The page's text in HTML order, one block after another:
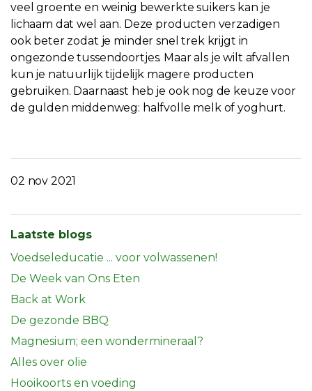
veel groente en weinig bewerkte suikers kan je
lichaam dat wel aan. Deze producten verzadigen
ook beter zodat je minder snel trek krijgt in
ongezonde tussendoortjes. Maar als je wilt afvallen
kun je natuurlijk tijdelijk magere producten
gebruiken. Daarnaast heb je ook nog de keuze voor
de gulden middenweg: halfvolle melk of yoghurt.
02 nov 2021
Laatste blogs
Voedseleducatie ... voor volwassenen!
De Week van Ons Eten
Back at Work
De gezonde BBQ
Magnesium; een wondermineraal?
Alles over olie
Hooikoorts en voeding